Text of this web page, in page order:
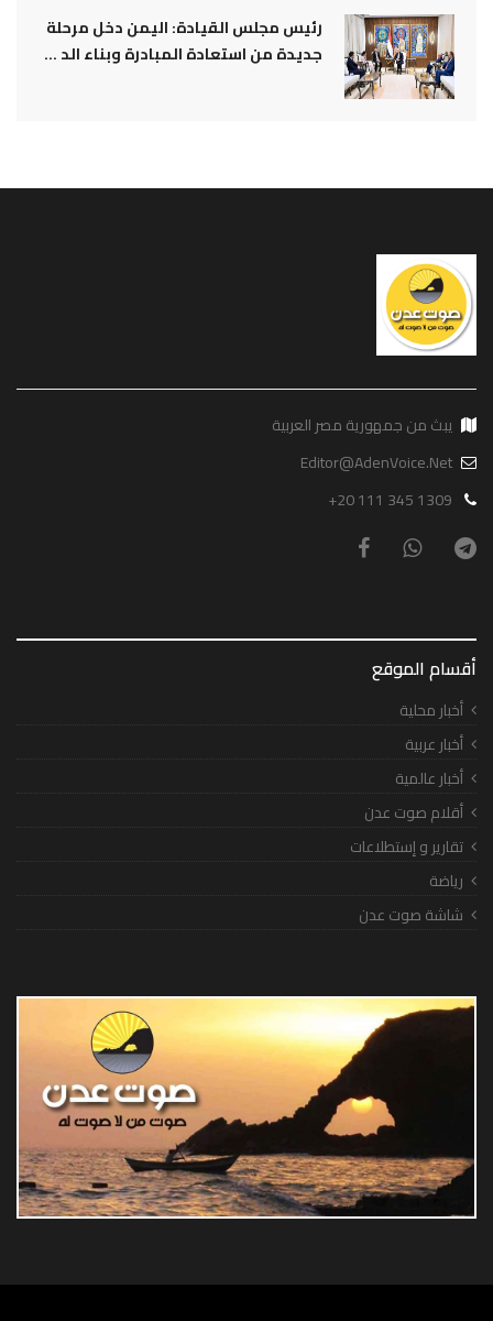
رئيس مجلس القيادة: اليمن دخل مرحلة
جديدة من استعادة المبادرة وبناء الد ...
يبث من جمهورية مصر العربية
Editor@AdenVoice.Net
+20 111 345 1309
أقسام الموقع
أخبار محلية
أخبار عربية
أخبار عالمية
أقلام صوت عدن
تقارير و إستطلاعات
رياضة
شاشة صوت عدن